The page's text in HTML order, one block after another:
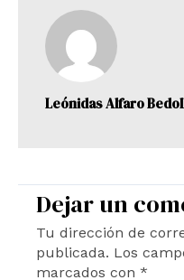
Leónidas Alfaro
Dejar un
Tu dirección de
publicada. Los
marcados con *